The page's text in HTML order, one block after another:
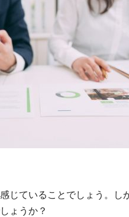
じていることでしょう。
ょうか？